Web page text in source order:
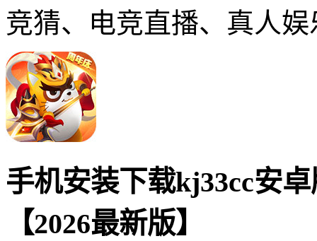
竞猜、电竞直播、真人
手机安装下载kj33cc安
【2026最新版】